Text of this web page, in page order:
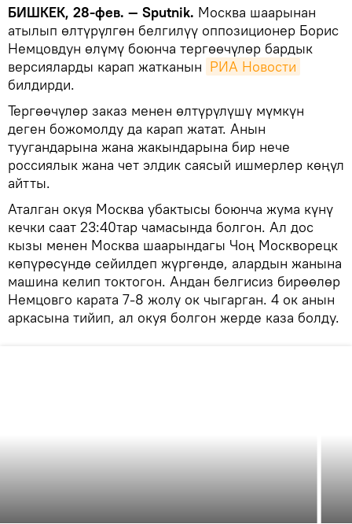
БИШКЕК, 28-фев. — Sputnik. Москва шаарынан
атылып өлтүрүлгөн белгилүү оппозиционер Борис
Немцовдун өлүмү боюнча тергөөчүлөр бардык
версияларды карап жатканын РИА Новости
билдирди.
Тергөөчүлөр заказ менен өлтүрүлүшү мүмкүн
деген божомолду да карап жатат. Анын
туугандарына жана жакындарына бир нече
россиялык жана чет элдик саясый ишмерлер көңүл
айтты.
Аталган окуя Москва убактысы боюнча жума күнү
кечки саат 23:40тар чамасында болгон. Ал дос
кызы менен Москва шаарындагы Чоң Москворецк
көпүрөсүндө сейилдеп жүргөндө, алардын жанына
машина келип токтогон. Андан белгисиз бирөөлөр
Немцовго карата 7-8 жолу ок чыгарган. 4 ок анын
аркасына тийип, ал окуя болгон жерде каза болду.